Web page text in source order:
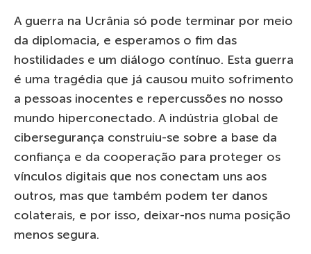
A guerra na Ucrânia só pode terminar por meio
da diplomacia, e esperamos o fim das
hostilidades e um diálogo contínuo. Esta guerra
é uma tragédia que já causou muito sofrimento
a pessoas inocentes e repercussões no nosso
mundo hiperconectado. A indústria global de
cibersegurança construiu-se sobre a base da
confiança e da cooperação para proteger os
vínculos digitais que nos conectam uns aos
outros, mas que também podem ter danos
colaterais, e por isso, deixar-nos numa posição
menos segura.